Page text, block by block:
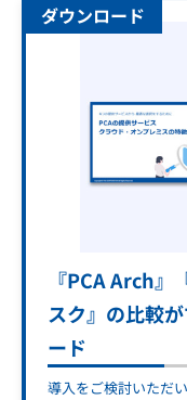
ダウンロード
『PCA Arch』
スク』の比較
ード
導入をご検討いただ